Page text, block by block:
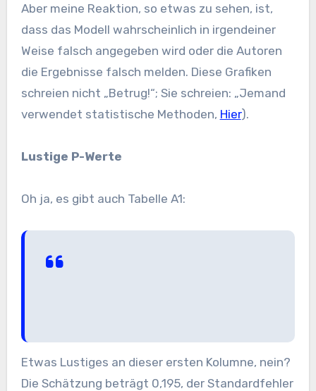
Aber meine Reaktion, so etwas zu sehen, ist,
dass das Modell wahrscheinlich in irgendeiner
Weise falsch angegeben wird oder die Autoren
die Ergebnisse falsch melden. Diese Grafiken
schreien nicht „Betrug!“; Sie schreien: „Jemand
verwendet statistische Methoden, Hier).
Lustige P-Werte
Oh ja, es gibt auch Tabelle A1:
Etwas Lustiges an dieser ersten Kolumne, nein?
Die Schätzung beträgt 0,195, der Standardfehler